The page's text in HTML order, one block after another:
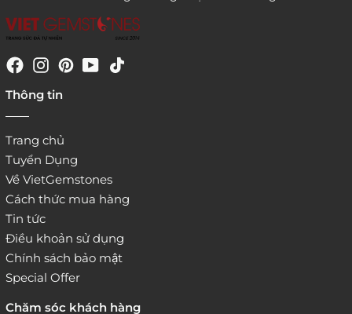
website:
Thông tin
Trang chủ
Tuyển Dụng
Về VietGemstones
Cách thức mua hàng
Tin tức
Điều khoản sử dụng
Chính sách bảo mật
Special Offer
Chăm sóc khách hàng